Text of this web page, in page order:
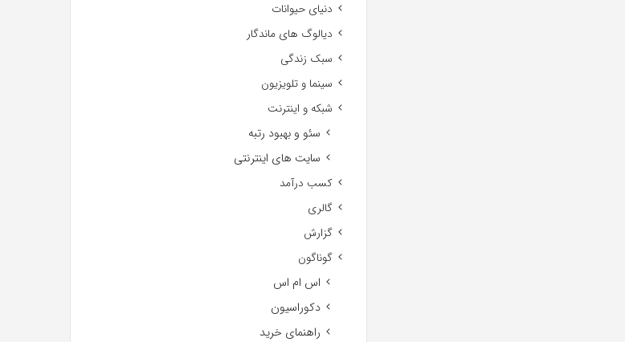
دنیای حیوانات
دیالوگ های ماندگار
سبک زندگی
سینما و تلویزیون
شبکه و اینترنت
سئو و بهبود رتبه
سایت های اینترنتی
کسب درآمد
گالری
گزارش
گوناگون
اس ام اس
دکوراسیون
راهنمای خرید